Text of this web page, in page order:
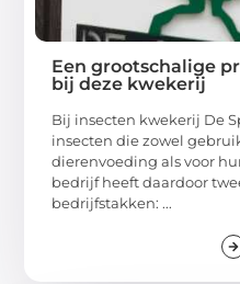
Een grootschalige
bij deze kwekerij
Bij insecten kwekerij De
insecten die zowel
dierenvoeding als voor
bedrijf heeft daardoor
bedrijfstakken: ...